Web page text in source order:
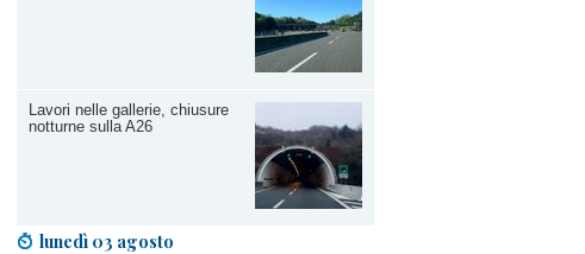
Lavori nelle gallerie, chiusure
notturne sulla A26
lunedì 03 agosto